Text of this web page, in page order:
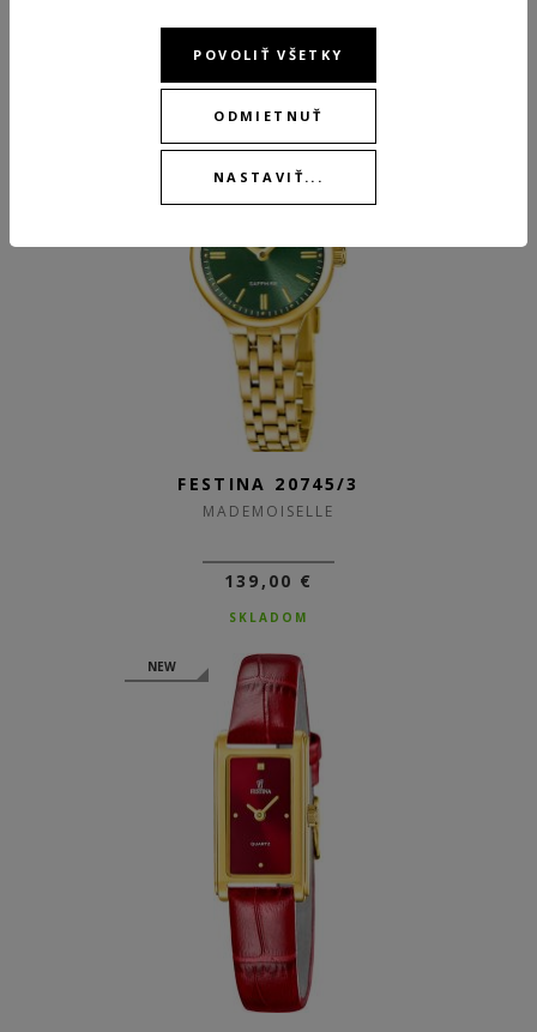
SKLADOM
FESTINA 20745/3
MADEMOISELLE
139,00 €
SKLADOM
NEW
POVOLIŤ VŠETKY
ODMIETNUŤ
NASTAVIŤ...